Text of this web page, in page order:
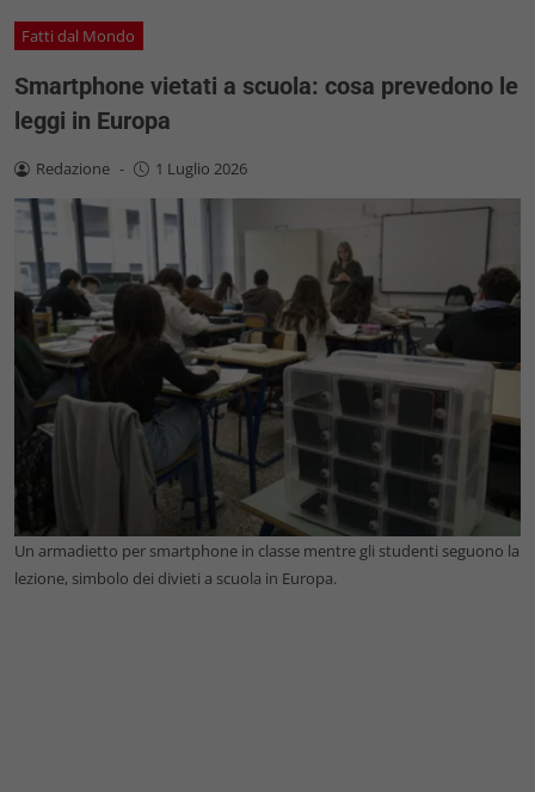
Fatti dal Mondo
Smartphone vietati a scuola: cosa prevedono le
leggi in Europa
Redazione - 1 Luglio 2026
Un armadietto per smartphone in classe mentre gli studenti seguono la
lezione, simbolo dei divieti a scuola in Europa.